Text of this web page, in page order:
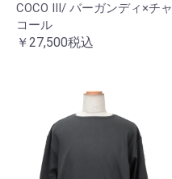
COCO Ⅲ/ バーガンディ×チャ
コール
￥27,500税込